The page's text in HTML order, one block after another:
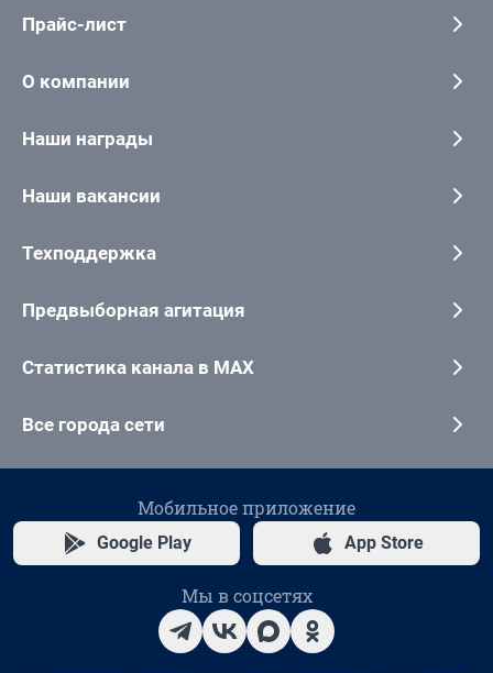
Прайс-лист
О компании
Наши награды
Наши вакансии
Техподдержка
Предвыборная агитация
Статистика канала в MAX
Все города сети
Мобильное приложение
Google Play App Store
Мы в соцсетях